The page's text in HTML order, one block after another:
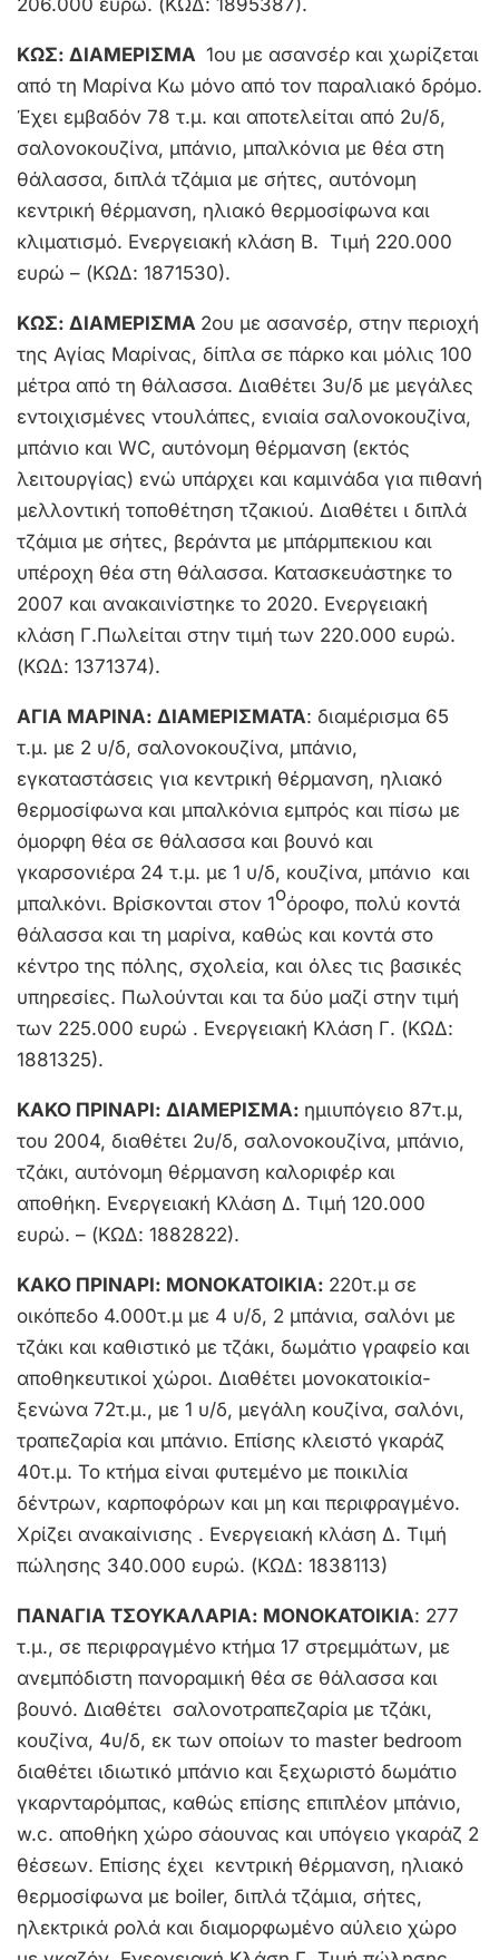
ΚΩΣ: ΔΙΑΜΕΡΙΣΜΑ 1ου με ασανσέρ και χωρίζεται
από τη Μαρίνα Κω μόνο από τον παραλιακό δρόμο.
Έχει εμβαδόν 78 τ.μ. και αποτελείται από 2υ/δ,
σαλονοκουζίνα, μπάνιο, μπαλκόνια με θέα στη
θάλασσα, διπλά τζάμια με σήτες, αυτόνομη
κεντρική θέρμανση, ηλιακό θερμοσίφωνα και
κλιματισμό. Ενεργειακή κλάση Β. Τιμή 220.000
ευρώ – (ΚΩΔ: 1871530).
ΚΩΣ: ΔΙΑΜΕΡΙΣΜΑ 2ου με ασανσέρ, στην περιοχή
της Αγίας Μαρίνας, δίπλα σε πάρκο και μόλις 100
μέτρα από τη θάλασσα. Διαθέτει 3υ/δ με μεγάλες
εντοιχισμένες ντουλάπες, ενιαία σαλονοκουζίνα,
μπάνιο και WC, αυτόνομη θέρμανση (εκτός
λειτουργίας) ενώ υπάρχει και καμινάδα για πιθανή
μελλοντική τοποθέτηση τζακιού. Διαθέτει ι διπλά
τζάμια με σήτες, βεράντα με μπάρμπεκιου και
υπέροχη θέα στη θάλασσα. Κατασκευάστηκε το
2007 και ανακαινίστηκε το 2020. Ενεργειακή
κλάση Γ.Πωλείται στην τιμή των 220.000 ευρώ.
(ΚΩΔ: 1371374).
ΑΓΙΑ ΜΑΡΙΝΑ: ΔΙΑΜΕΡΙΣΜΑΤΑ: διαμέρισμα 65
τ.μ. με 2 υ/δ, σαλονοκουζίνα, μπάνιο,
εγκαταστάσεις για κεντρική θέρμανση, ηλιακό
θερμοσίφωνα και μπαλκόνια εμπρός και πίσω με
όμορφη θέα σε θάλασσα και βουνό και
γκαρσονιέρα 24 τ.μ. με 1 υ/δ, κουζίνα, μπάνιο και
μπαλκόνι. Βρίσκονται στον 1οόροφο, πολύ κοντά
θάλασσα και τη μαρίνα, καθώς και κοντά στο
κέντρο της πόλης, σχολεία, και όλες τις βασικές
υπηρεσίες. Πωλούνται και τα δύο μαζί στην τιμή
των 225.000 ευρώ . Ενεργειακή Κλάση Γ. (ΚΩΔ:
1881325).
ΚΑΚΟ ΠΡΙΝΑΡΙ: ΔΙΑΜΕΡΙΣΜΑ: ημιυπόγειο 87τ.μ,
του 2004, διαθέτει 2υ/δ, σαλονοκουζίνα, μπάνιο,
τζάκι, αυτόνομη θέρμανση καλοριφέρ και
αποθήκη. Ενεργειακή Κλάση Δ. Τιμή 120.000
ευρώ. – (ΚΩΔ: 1882822).
ΚΑΚΟ ΠΡΙΝΑΡΙ: ΜΟΝΟΚΑΤΟΙΚΙΑ: 220τ.μ σε
οικόπεδο 4.000τ.μ με 4 υ/δ, 2 μπάνια, σαλόνι με
τζάκι και καθιστικό με τζάκι, δωμάτιο γραφείο και
αποθηκευτικοί χώροι. Διαθέτει μονοκατοικία-
ξενώνα 72τ.μ., με 1 υ/δ, μεγάλη κουζίνα, σαλόνι,
τραπεζαρία και μπάνιο. Επίσης κλειστό γκαράζ
40τ.μ. Το κτήμα είναι φυτεμένο με ποικιλία
δέντρων, καρποφόρων και μη και περιφραγμένο.
Χρίζει ανακαίνισης . Ενεργειακή κλάση Δ. Τιμή
πώλησης 340.000 ευρώ. (ΚΩΔ: 1838113)
ΠΑΝΑΓΙΑ ΤΣΟΥΚΑΛΑΡΙΑ: ΜΟΝΟΚΑΤΟΙΚΙΑ: 277
τ.μ., σε περιφραγμένο κτήμα 17 στρεμμάτων, με
ανεμπόδιστη πανοραμική θέα σε θάλασσα και
βουνό. Διαθέτει σαλονοτραπεζαρία με τζάκι,
κουζίνα, 4υ/δ, εκ των οποίων το master bedroom
διαθέτει ιδιωτικό μπάνιο και ξεχωριστό δωμάτιο
γκαρνταρόμπας, καθώς επίσης επιπλέον μπάνιο,
w.c. αποθήκη χώρο σάουνας και υπόγειο γκαράζ 2
θέσεων. Επίσης έχει κεντρική θέρμανση, ηλιακό
θερμοσίφωνα με boiler, διπλά τζάμια, σήτες,
ηλεκτρικά ρολά και διαμορφωμένο αύλειο χώρο